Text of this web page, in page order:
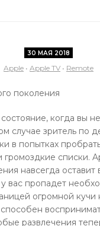
30 МАЯ 2018
Apple • Apple TV • Remote
поколения
когда вы
случае зритель по
в попытках
списки.
навсегда оставит
вас пропадет
огромной кучи
развлечения